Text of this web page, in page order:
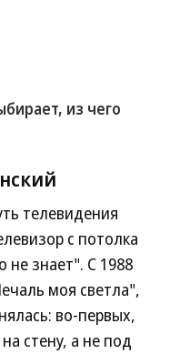
из чего
телевидения
с потолка
не знает". С 1988
моя светла",
во-первых,
стену, а не под